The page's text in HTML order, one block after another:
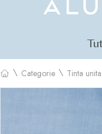
\ Categorie \ Tinta unita